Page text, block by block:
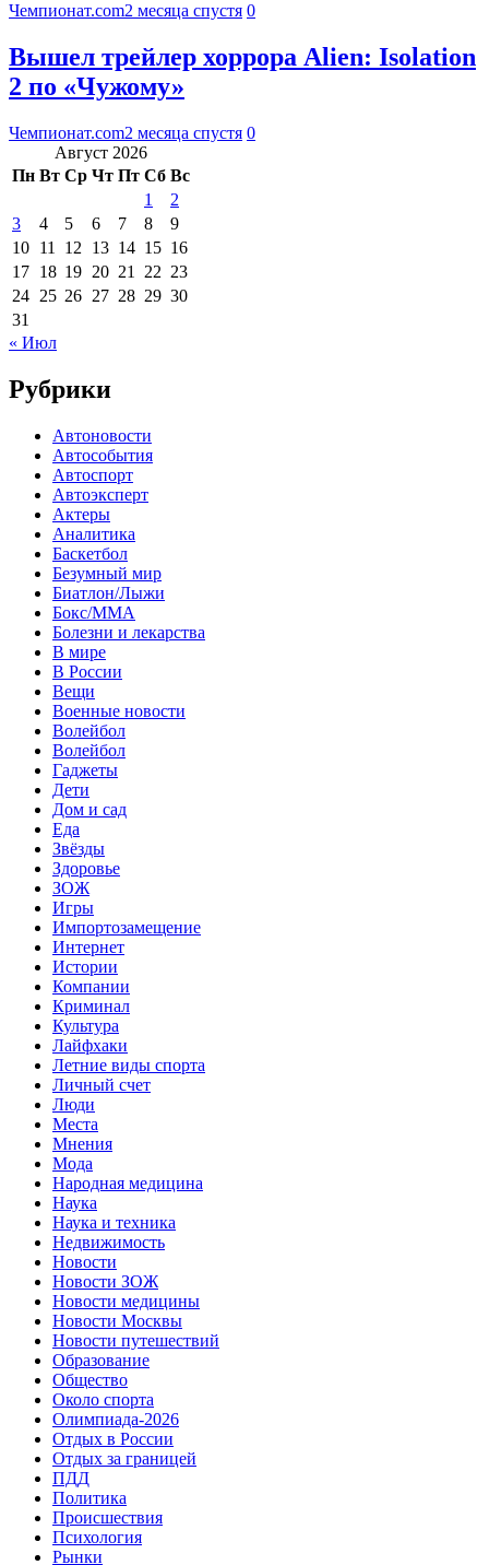
Чемпионат.com2 месяца спустя 0
Вышел трейлер хоррора Alien: Isolation
2 по «Чужому»
Чемпионат.com2 месяца спустя 0
Август 2026
Пн Вт Ср Чт Пт Сб Вс
1
2
3
4 5 6 7 8
9
10 11 12 13 14 15 16
17 18 19 20 21 22 23
24 25 26 27 28 29 30
31
« Июл
Рубрики
Автоновости
Автособытия
Автоспорт
Автоэксперт
Актеры
Аналитика
Баскетбол
Безумный мир
Биатлон/Лыжи
Бокс/MMA
Болезни и лекарства
В мире
В России
Вещи
Военные новости
Волейбол
Волейбол
Гаджеты
Дети
Дом и сад
Еда
Звёзды
Здоровье
ЗОЖ
Игры
Импортозамещение
Интернет
Истории
Компании
Криминал
Культура
Лайфхаки
Летние виды спорта
Личный счет
Люди
Места
Мнения
Мода
Народная медицина
Наука
Наука и техника
Недвижимость
Новости
Новости ЗОЖ
Новости медицины
Новости Москвы
Новости путешествий
Образование
Общество
Около спорта
Олимпиада-2026
Отдых в России
Отдых за границей
ПДД
Политика
Происшествия
Психология
Рынки